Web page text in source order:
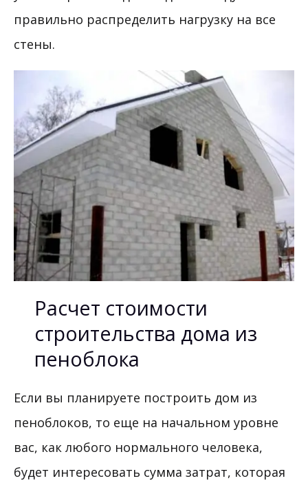
правильно распределить нагрузку на все
стены.
Расчет стоимости
строительства дома из
пеноблока
Если вы планируете построить дом из
пеноблоков, то еще на начальном уровне
вас, как любого нормального человека,
будет интересовать сумма затрат, которая